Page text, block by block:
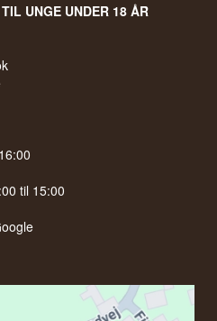
UNGE UNDER 18 ÅR
til 15:00